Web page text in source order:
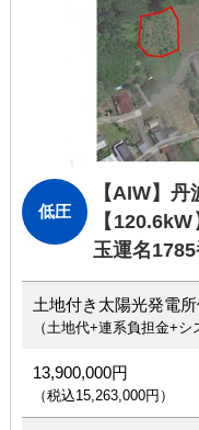
低圧
【AIW】
【
玉運名
土地付き太陽光発電
（土地代+連系負担金+シ
13,900,000円
（税込15,263,000円）